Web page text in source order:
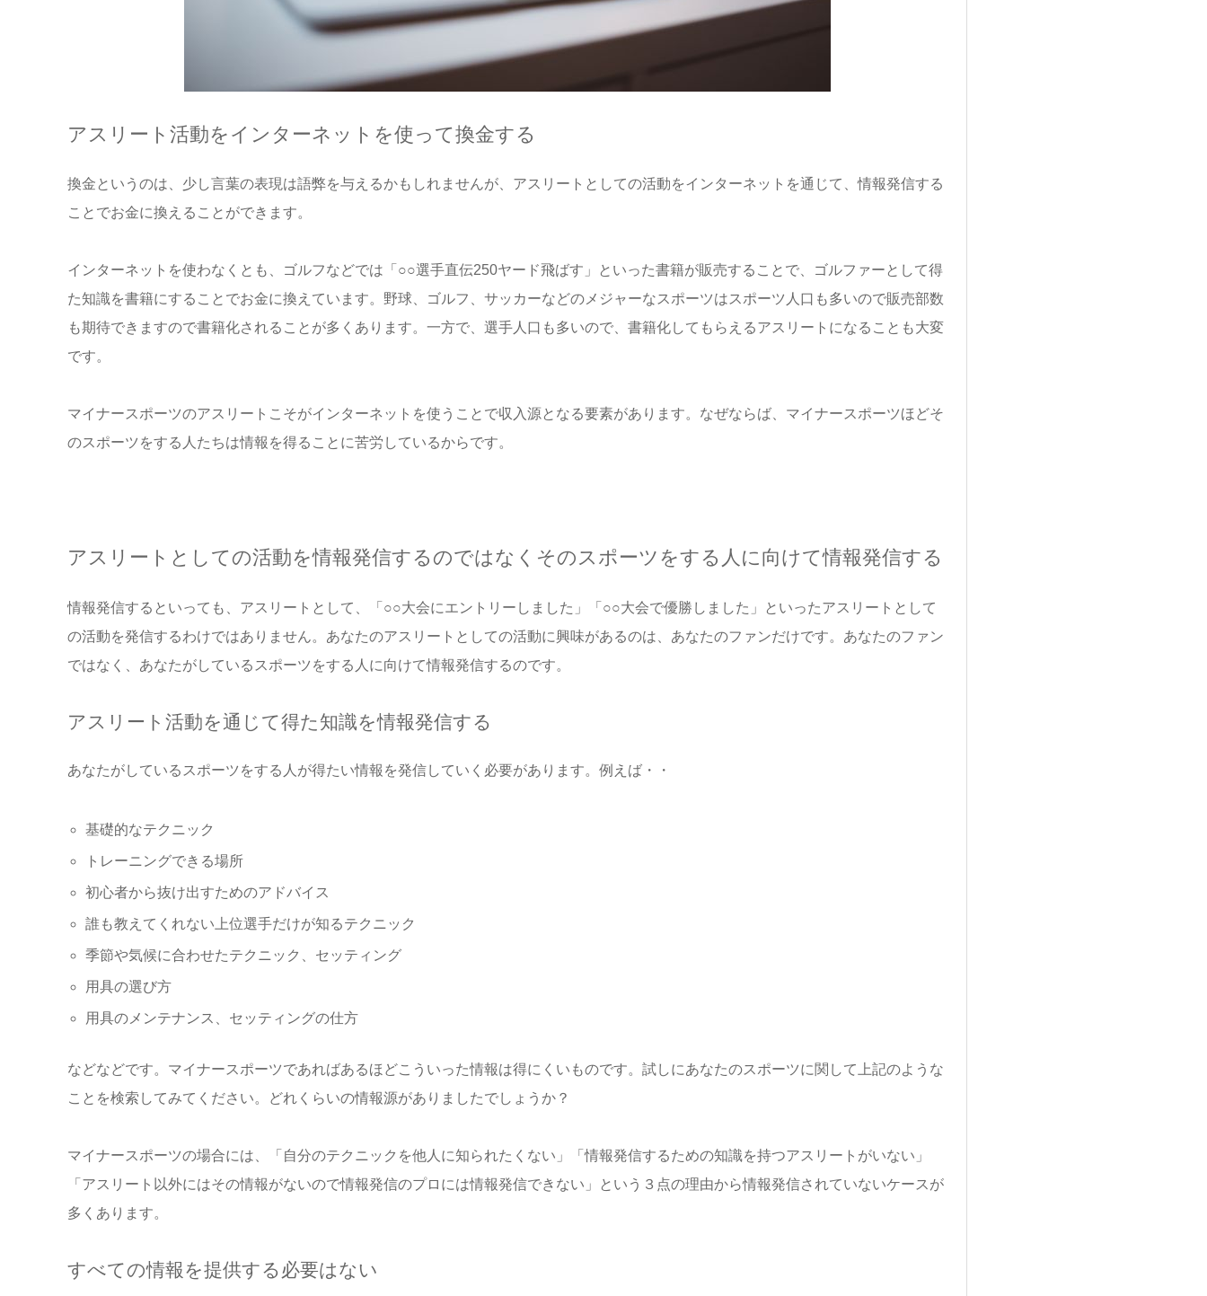
アスリート活動をインターネットを使って換金する
換金というのは、少し言葉の表現は語弊を与えるかもしれませんが、アスリートとしての活動をインターネットを通じて、情報発信する
ことでお金に換えることができます。
インターネットを使わなくとも、ゴルフなどでは「○○選手直伝250ヤード飛ばす」といった書籍が販売することで、ゴルファーとして得
た知識を書籍にすることでお金に換えています。野球、ゴルフ、サッカーなどのメジャーなスポーツはスポーツ人口も多いので販売部数
も期待できますので書籍化されることが多くあります。一方で、選手人口も多いので、書籍化してもらえるアスリートになることも大変
です。
マイナースポーツのアスリートこそがインターネットを使うことで収入源となる要素があります。なぜならば、マイナースポーツほどそ
のスポーツをする人たちは情報を得ることに苦労しているからです。
アスリートとしての活動を情報発信するのではなくそのスポーツをする人に向けて情報発信する
情報発信するといっても、アスリートとして、「○○大会にエントリーしました」「○○大会で優勝しました」といったアスリートとして
の活動を発信するわけではありません。あなたのアスリートとしての活動に興味があるのは、あなたのファンだけです。あなたのファン
ではなく、あなたがしているスポーツをする人に向けて情報発信するのです。
アスリート活動を通じて得た知識を情報発信する
あなたがしているスポーツをする人が得たい情報を発信していく必要があります。例えば・・
基礎的なテクニック
トレーニングできる場所
初心者から抜け出すためのアドバイス
誰も教えてくれない上位選手だけが知るテクニック
季節や気候に合わせたテクニック、セッティング
用具の選び方
用具のメンテナンス、セッティングの仕方
などなどです。マイナースポーツであればあるほどこういった情報は得にくいものです。試しにあなたのスポーツに関して上記のような
ことを検索してみてください。どれくらいの情報源がありましたでしょうか？
マイナースポーツの場合には、「自分のテクニックを他人に知られたくない」「情報発信するための知識を持つアスリートがいない」
「アスリート以外にはその情報がないので情報発信のプロには情報発信できない」という３点の理由から情報発信されていないケースが
多くあります。
すべての情報を提供する必要はない